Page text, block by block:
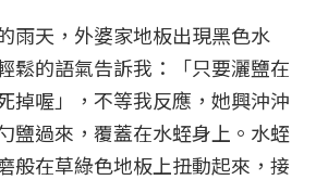
雨天，外婆家地板出現黑色水
鬆的語氣告訴我：「只要灑鹽在
掉喔」，不等我反應，她興沖沖
鹽過來，覆蓋在水蛭身上。水蛭
般在草綠色地板上扭動起來，接